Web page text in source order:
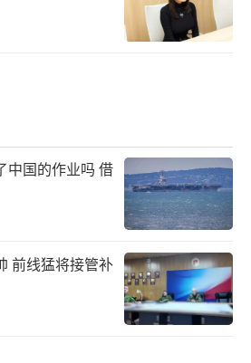
关税，这些关税对该行业而
能会调整购买习惯，减少非
找替代品。这将进一步影响
润表现。值得一提的是，特
策一直存在变数。据报道，
中国以外的国家实施为期90
对中国的关税则提高到12
使得零售商和供应商在做出
中国的作业吗 借
前线猛将接管补